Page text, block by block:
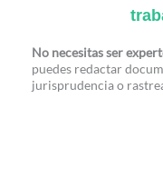
No necesitas ser
puedes redactar
jurisprudencia o